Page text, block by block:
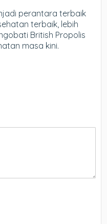
perantara terbaik
terbaik, lebih
British Propolis
masa kini.